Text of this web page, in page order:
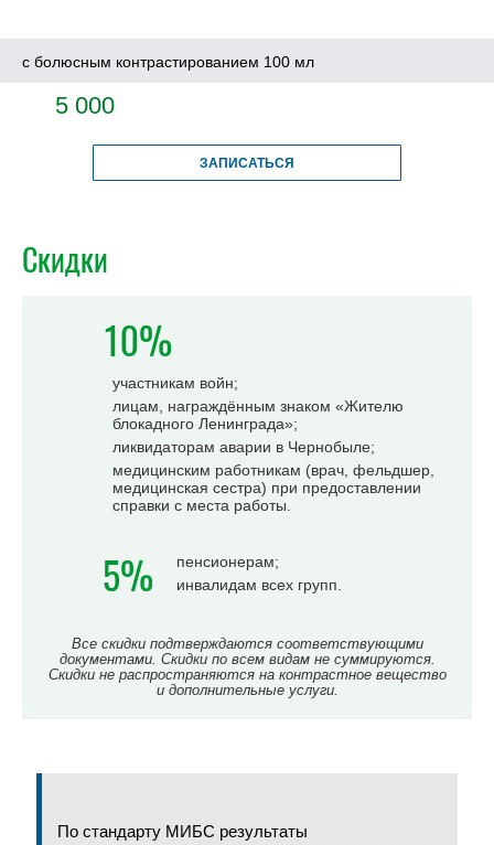
с болюсным контрастированием 100 мл
5 000
ЗАПИСАТЬСЯ
Скидки
10%
участникам войн;
лицам, награждённым знаком «Жителю
блокадного Ленинграда»;
ликвидаторам аварии в Чернобыле;
медицинским работникам (врач, фельдшер,
медицинская сестра) при предоставлении
справки с места работы.
5%
пенсионерам;
инвалидам всех групп.
Все скидки подтверждаются соответствующими
документами. Скидки по всем видам не суммируются.
Скидки не распространяются на контрастное вещество
и дополнительные услуги.
По стандарту МИБС результаты